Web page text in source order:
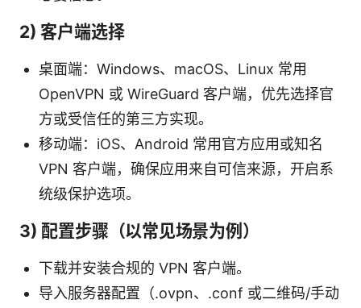
2) 客户端选择
桌面端：Windows、macOS、Linux 常用
OpenVPN 或 WireGuard 客户端，优先选择官
方或受信任的第三方实现。
移动端：iOS、Android 常用官方应用或知名
VPN 客户端，确保应用来自可信来源，开启系
统级保护选项。
3) 配置步骤（以常见场景为例）
下载并安装合规的 VPN 客户端。
导入服务器配置（.ovpn、.conf 或二维码/手动